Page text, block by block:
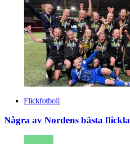
Flickfotboll
Några av Nordens bästa